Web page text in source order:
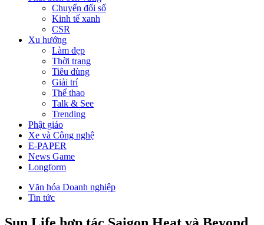
Chuyển đổi số
Kinh tế xanh
CSR
Xu hướng
Làm đẹp
Thời trang
Tiêu dùng
Giải trí
Thể thao
Talk & See
Trending
Phật giáo
Xe và Công nghệ
E-PAPER
News Game
Longform
Văn hóa Doanh nghiệp
Tin tức